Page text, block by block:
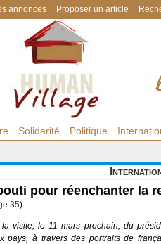
annonces Proposer un article
Solidarité Politique
pour réenchanter la
35).
visite, le 11 mars prochain, du
pays, à travers des portraits de